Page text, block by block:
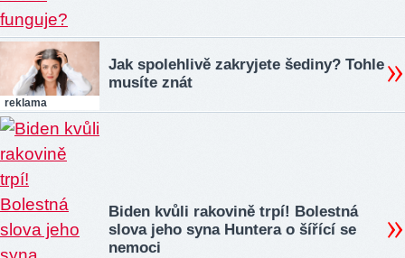
reklama
Jak spolehlivě zakryjete šediny? Tohle
musíte znát
Biden kvůli rakovině trpí! Bolestná
slova jeho syna Huntera o šířící se
nemoci